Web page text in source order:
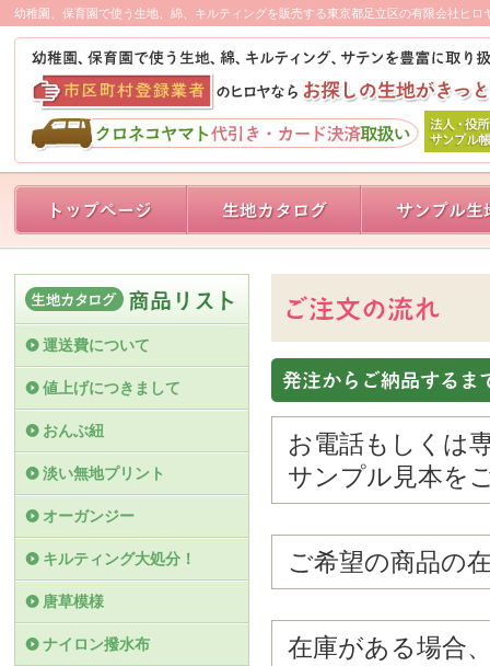
幼稚園、保育園で使う生地、綿、キルティングを販売する東京都足立区の有限会社ヒ
お電話もしくは
サンプル見本を
ご希望の商品の
在庫がある場合
運送費について
値上げにつきまして
おんぶ紐
淡い無地プリント
オーガンジー
キルティング大処分！
唐草模様
ナイロン撥水布